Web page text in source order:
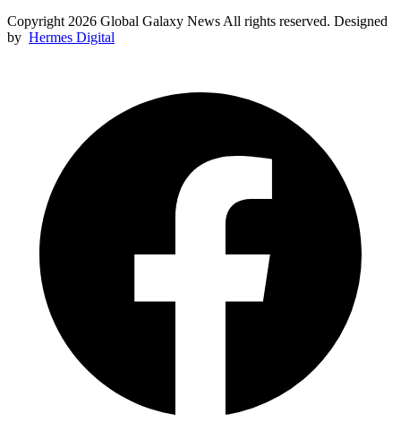
Copyright 2026 Global Galaxy News All rights reserved. Designed
by Hermes Digital